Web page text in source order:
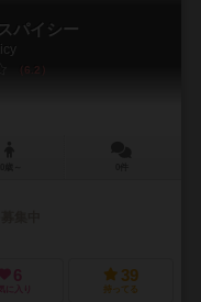
パイシー
6.2
6
に入り
39
持ってる